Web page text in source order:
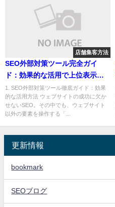
店舗集客方法
SEO外部対策ツール完全ガイ
ド：効果的な活用で上位表示を
実現！
1. SEO外部対策ツール徹底ガイド：効果
的な活用方法 ウェブサイトの成功に欠か
せないSEO。その中でも、ウェブサイト
以外の要素を操作する「...
更新情報
bookmark
SEOブログ